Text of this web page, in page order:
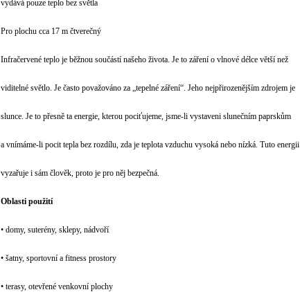
vydává pouze teplo bez světla
Pro plochu cca 17 m čtverečný
Infračervené teplo je běžnou součástí našeho života. Je to záření o vlnové délce větší než
viditelné světlo. Je často považováno za „tepelné záření“. Jeho nejpřirozenějším zdrojem je
slunce. Je to přesně ta energie, kterou pociťujeme, jsme-li vystaveni slunečním paprskům
a vnímáme-li pocit tepla bez rozdílu, zda je teplota vzduchu vysoká nebo nízká. Tuto energii
vyzařuje i sám člověk, proto je pro něj bezpečná.
Oblasti použití
• domy, suterény, sklepy, nádvoří
• šatny, sportovní a fitness prostory
• terasy, otevřené venkovní plochy